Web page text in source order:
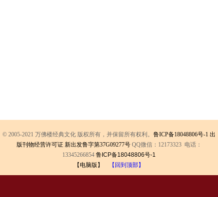
© 2005-2021 万佛楼经典文化 版权所有，并保留所有权利。 鲁ICP备18048806号-1 出
版刊物经营许可证 新出发鲁字第37G09277号 QQ微信：12173323 电话：
13345266854 鲁ICP备18048806号-1
【电脑版】
【回到顶部】